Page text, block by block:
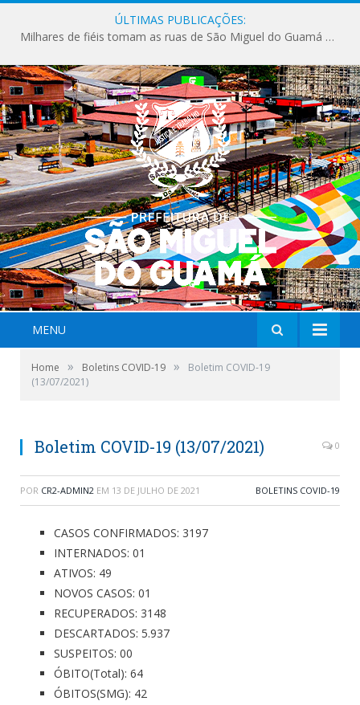
ÚLTIMAS PUBLICAÇÕES:
Milhares de fiéis tomam as ruas de São Miguel do Guamá em uma grande celebração de fé na Marcha para Jesus 2026.
MENU
Home » Boletins COVID-19 »
Boletim COVID-19
(13/07/2021)
Boletim COVID-19 (13/07/2021) 0
POR CR2-ADMIN2 EM 13 DE JULHO DE 2021 BOLETINS COVID-19
CASOS CONFIRMADOS: 3197
INTERNADOS: 01
ATIVOS: 49
NOVOS CASOS: 01
RECUPERADOS: 3148
DESCARTADOS: 5.937
SUSPEITOS: 00
ÓBITO(Total): 64
ÓBITOS(SMG): 42